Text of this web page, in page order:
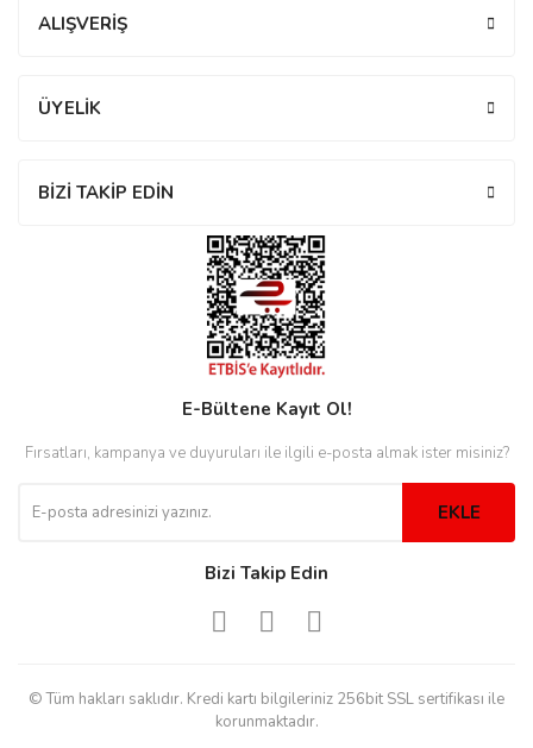
ALIŞVERİŞ
ÜYELİK
BİZİ TAKİP EDİN
E-Bültene Kayıt Ol!
Fırsatları, kampanya ve duyuruları ile ilgili e-posta almak ister misiniz?
EKLE
Bizi Takip Edin
© Tüm hakları saklıdır. Kredi kartı bilgileriniz 256bit SSL sertifikası ile
korunmaktadır.